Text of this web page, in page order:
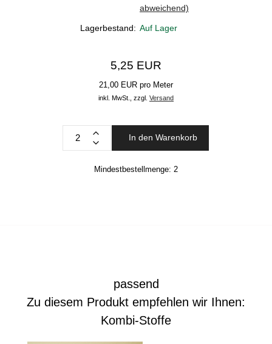
abweichend)
Lagerbestand: Auf Lager
5,25 EUR
21,00 EUR pro Meter
inkl. MwSt., zzgl. Versand
In den Warenkorb
Mindestbestellmenge: 2
passend
Zu diesem Produkt empfehlen wir Ihnen:
Kombi-Stoffe